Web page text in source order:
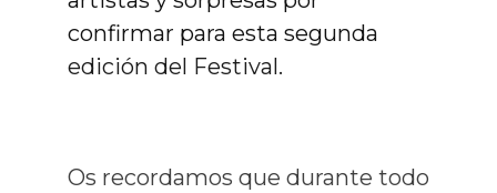
confirmar para esta segunda
edición del Festival.
Os recordamos que durante todo